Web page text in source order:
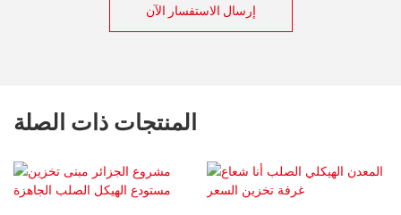
إرسال الاستفسار الآن
المنتجات ذات الصلة